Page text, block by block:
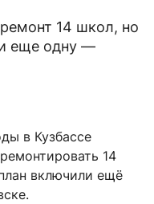
14 школ, но
еще одну —
в Кузбассе
14
включили ещё